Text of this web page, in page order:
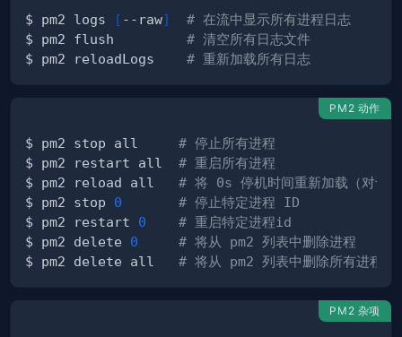
$ pm2 logs [ --raw]
# 在流中显示所有进程日志
$ pm2 flush # 清空所有日志文件
$ pm2 reloadLogs # 重新加载所有日志
PM2 动作
$ pm2 stop all # 停止所有进程
$ pm2 restart all # 重启所有进程
$ pm2 reload all # 将 0s 停机时间重新加载（对于
$ pm2 stop 0
# 停止特定进程 ID
$ pm2 restart 0
# 重启特定进程id
$ pm2 delete 0
# 将从 pm2 列表中删除进程
$ pm2 delete all # 将从 pm2 列表中删除所有进程
PM2 杂项